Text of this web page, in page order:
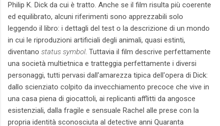
Philip K. Dick da cui è tratto. Anche se il film risulta più coerente
ed equilibrato, alcuni riferimenti sono apprezzabili solo
leggendo il libro: i dettagli del test o la descrizione di un mondo
in cui le riproduzioni artificiali degli animali, quasi estinti,
diventano status symbol. Tuttavia il film descrive perfettamente
una società multietnica e tratteggia perfettamente i diversi
personaggi, tutti pervasi dall'amarezza tipica dell'opera di Dick:
dallo scienziato colpito da invecchiamento precoce che vive in
una casa piena di giocattoli, ai replicanti afflitti da angosce
esistenziali, dalla fragile e sensuale Rachel alle prese con la
propria identità sconosciuta al detective anni Quaranta